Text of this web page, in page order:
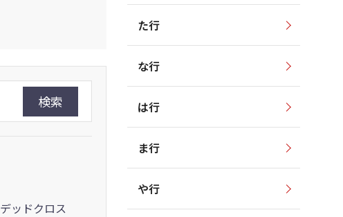
検索
デッドクロス
た行
な行
は行
ま行
や行